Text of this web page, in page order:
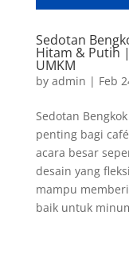
Sedotan
Hitam & Putih
UMKM
by admin | Feb
Sedotan
penting bagi
acara besar
desain yang
mampu
baik untuk